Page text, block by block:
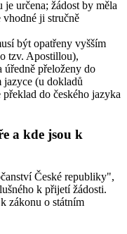
je určena; žádost by měla
vhodné ji stručně
být opatřeny vyšším
tzv. Apostillou),
přeloženy do
(u dokladů
do českého jazyka
a kde jsou k
České republiky",
k přijetí žádosti.
zákonu o státním